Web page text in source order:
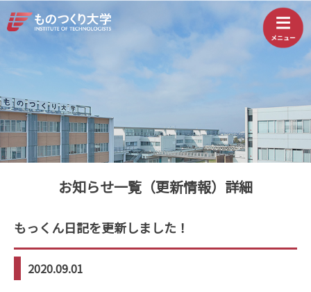
お知らせ一覧（更新情報）詳細
もっくん日記を更新しました！
2020.09.01